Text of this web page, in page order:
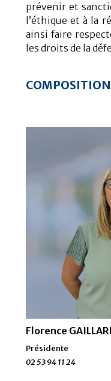
prévenir et
l’éthique et à la
ainsi faire
les droits de la
COMPOSITION
Florence
Présidente
02 53 94 11 24